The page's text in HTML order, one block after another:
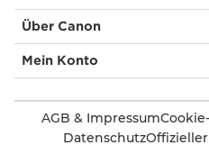
Über Canon
Mein Konto
AGB & Impressum
Datenschutz